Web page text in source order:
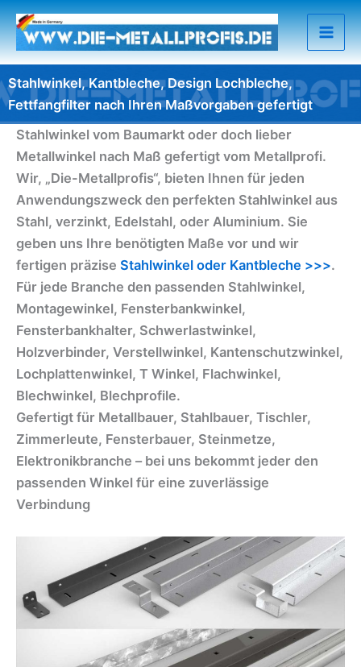
Zum
Inhalt
springen
Stahlwinkel, Kantbleche, Design Lochbleche,
Fettfangfilter nach Ihren Maßvorgaben gefertigt
Stahlwinkel vom Baumarkt oder doch lieber
Metallwinkel nach Maß gefertigt vom Metallprofi.
Wir, „Die-Metallprofis“, bieten Ihnen für jeden
Anwendungszweck den perfekten Stahlwinkel aus
Stahl, verzinkt, Edelstahl, oder Aluminium. Sie
geben uns Ihre benötigten Maße vor und wir
fertigen präzise Stahlwinkel oder Kantbleche >>>.
Für jede Branche den passenden Stahlwinkel,
Montagewinkel, Fensterbankwinkel,
Fensterbankhalter, Schwerlastwinkel,
Holzverbinder, Verstellwinkel, Kantenschutzwinkel,
Lochplattenwinkel, T Winkel, Flachwinkel,
Blechwinkel, Blechprofile.
Gefertigt für Metallbauer, Stahlbauer, Tischler,
Zimmerleute, Fensterbauer, Steinmetze,
Elektronikbranche – bei uns bekommt jeder den
passenden Winkel für eine zuverlässige
Verbindung